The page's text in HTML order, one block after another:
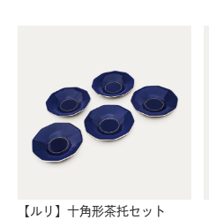
【ルリ】十角形茶托セット